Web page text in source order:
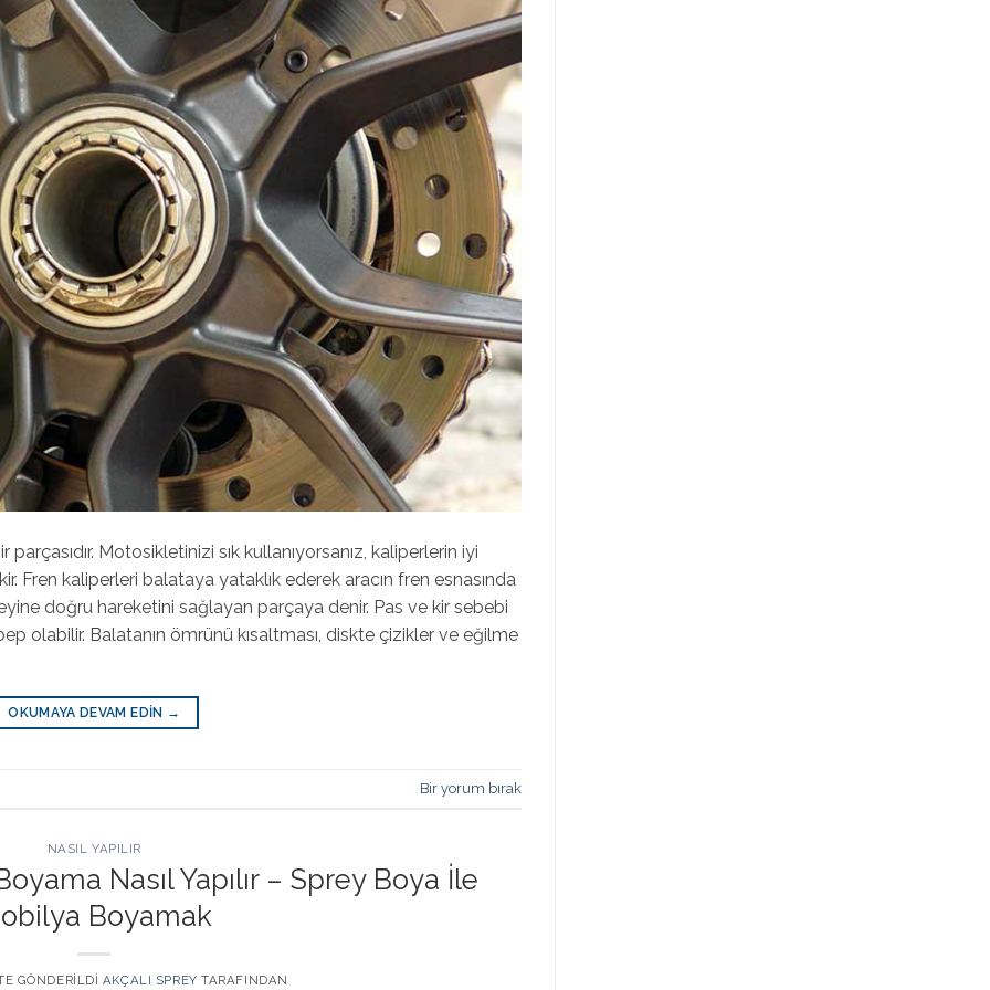
Motosikletinizi sık kullanıyorsanız, kaliperlerin iyi
Fren kaliperleri balataya yataklık ederek aracın fren esnasında
doğru hareketini sağlayan parçaya denir. Pas ve kir sebebi
olabilir. Balatanın ömrünü kısaltması, diskte çizikler ve eğilme
OKUMAYA DEVAM EDIN →
Bir yorum bırak
NASIL YAPILIR
Nasıl Yapılır – Sprey Boya İle
Boyamak
GÖNDERILDI AKÇALI SPREY TARAFINDAN